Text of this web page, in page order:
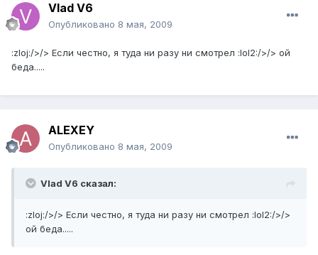
Vlad V6
Опубликовано 8 мая, 2009
:zloj:/>/> Если честно, я туда ни разу ни смотрел :lol2:/>/> ой
беда.....
ALEXEY
Опубликовано 8 мая, 2009
Vlad V6 сказал:
:zloj:/>/> Если честно, я туда ни разу ни смотрел :lol2:/>/>
ой беда.....